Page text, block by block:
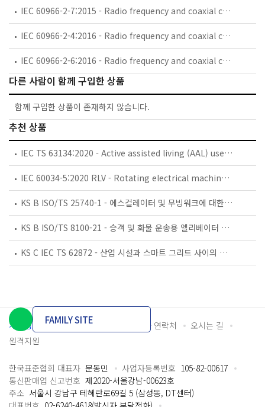
IEC 60966-2-7:2015 - Radio frequency and coaxial cable asemblies - Part 2-7: Detail specification for cable assemblies for radio and TV receivers - Frequency range 0 MHz to 3 000 MHz, IEC 61169-47 connectors
IEC 60966-2-4:2016 - Radio frequency and coaxial cable assemblies - Part 2-4: Detail specification for cable assemblies for radio and TV receivers - Frequency range 0 MHz to 3 000 MHz, IEC 61169-2 connectors
IEC 60966-2-6:2016 - Radio frequency and coaxial cable assemblies - Part 2-6: Detail specification for cable assemblies for radio and TV receivers - Frequency range 0 MHz to 3 000 MHz, IEC 61169-24 connectors
다른 사람이 함께 구입한 상품
함께 구입한 상품이 존재하지 않습니다.
추천 상품
IEC TS 63134:2020 - Active assisted living (AAL) use cases
IEC 60034-5:2020 RLV - Rotating electrical machines - Part 5: Degrees of protection provided by the integral design of rotating electrical machines (IP code) - Classification
KS B ISO/TS 25740-1 - 에스컬레이터 및 무빙워크에 대한 안전요건 — 제1부: 세계공통 필수 안전요건(GESRs)
KS B ISO/TS 8100-21 - 승객 및 화물 운송용 엘리베이터 —제21부: 세계공통 필수안전요건(GESRs)을 충족하는 세계공통 안전 파라미터(GSPs)
KS C IEC TS 62872 - 산업 시설과 스마트 그리드 사이의 산업 공정 측정, 제어 및 자동화 시스템 인터페이스
개인정보처리방침 이용약관 담당자 연락처
오시는 길
원격지원
FAMILY SITE
한국표준협회 대표자 문동민 사업자등록번호 105-82-00617
통신판매업 신고번호 제2020-서울강남-00623호
주소 서울시 강남구 테헤란로69길 5 (삼성동, DT센터)